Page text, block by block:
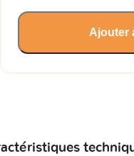
Ajouter